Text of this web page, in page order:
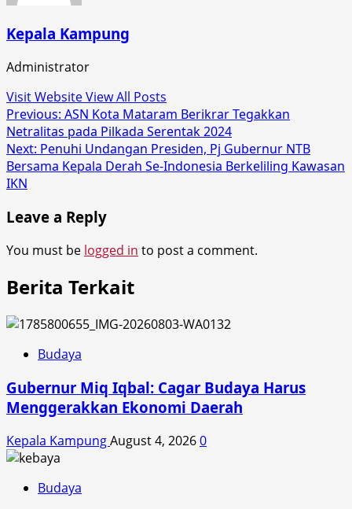
Kepala Kampung
Administrator
Visit WebsiteView All Posts
Post
navigation
Previous: ASN Kota Mataram Berikrar Tegakkan
Netralitas pada Pilkada Serentak 2024
Next: Penuhi Undangan Presiden, Pj Gubernur NTB
Bersama Kepala Derah Se-Indonesia Berkeliling Kawasan
IKN
Leave a Reply
You must be logged in to post a comment.
Berita Terkait
Budaya
Gubernur Miq Iqbal: Cagar Budaya Harus
Menggerakkan Ekonomi Daerah
Kepala KampungAugust 4, 20260
Budaya